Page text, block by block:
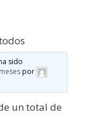
sido
por
un total de